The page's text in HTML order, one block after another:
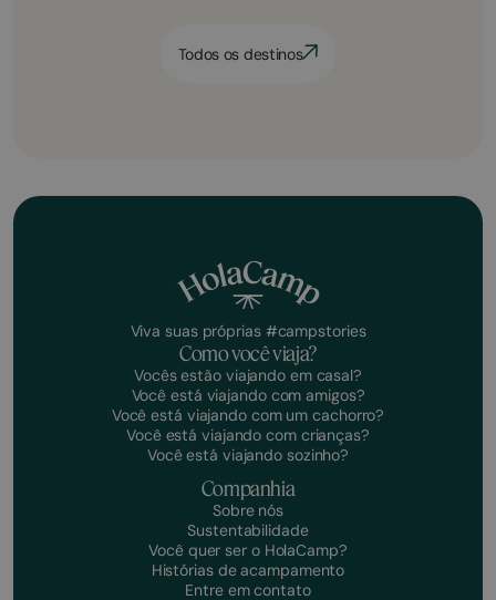
Todos os destinos
Viva suas próprias #campstories
Como você viaja?
Vocês estão viajando em casal?
Você está viajando com amigos?
Você está viajando com um cachorro?
Você está viajando com crianças?
Você está viajando sozinho?
Companhia
Sobre nós
Sustentabilidade
Você quer ser o HolaCamp?
Histórias de acampamento
Entre em contato